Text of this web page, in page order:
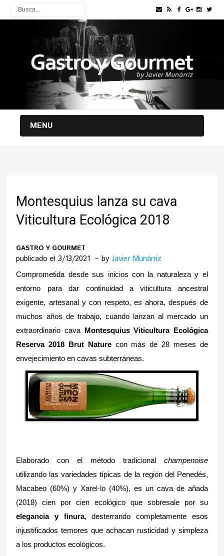
MENU
Montesquius lanza su cava
Viticultura Ecológica 2018
GASTRO Y GOURMET
publicado el 3/13/2021 byJavier Munárriz
Comprometida desde sus inicios con la naturaleza y el
entorno para dar continuidad a viticultura ancestral
exigente, artesanal y con respeto, es ahora, después de
muchos años de trabajo, cuando lanzan al mercado un
extraordinario cavaMontesquius Viticultura Ecológica
Reserva 2018 Brut Nature con más de 28 meses de
envejecimiento en cavas subterráneas.
Elaborado con el método tradicional champenoise
utilizando las variedades típicas de la región del Penedés,
Macabeo (60%) y Xarel·lo (40%), es un cava de añada
(2018) cien por cien ecológico que sobresale por su
elegancia y finura, desterrando completamente esos
injustificados temores que achacan rusticidad y simpleza
a los productos ecológicos.